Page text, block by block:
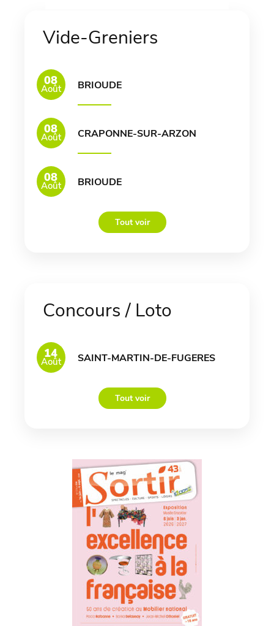
Vide-Greniers
08
Août BRIOUDE
08
Août CRAPONNE-SUR-ARZON
08
Août BRIOUDE
Tout voir
Concours / Loto
14
Août SAINT-MARTIN-DE-FUGERES
Tout voir